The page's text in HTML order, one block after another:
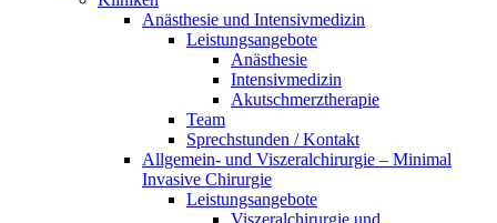
Anästhesie und Intensivmedizin
Leistungsangebote
Anästhesie
Intensivmedizin
Akutschmerztherapie
Team
Sprechstunden / Kontakt
Allgemein- und Viszeralchirurgie – Minimal
Invasive Chirurgie
Leistungsangebote
Viszeralchirurgie und